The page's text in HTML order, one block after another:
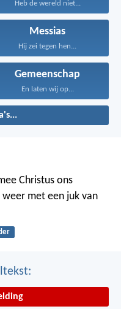
Heb de wereld niet...
Messias
Hij zei tegen hen...
Gemeenschap
En laten wij op...
Christus ons
met een juk van